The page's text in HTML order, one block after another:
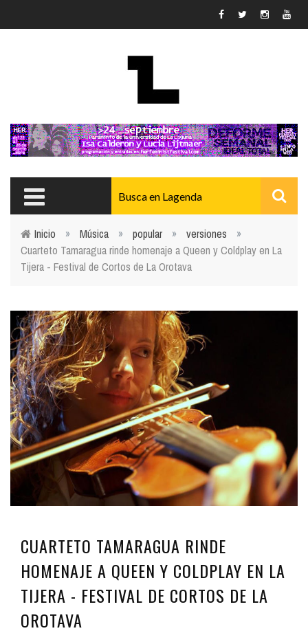
Usted está aquí
Inicio » Música » popular » versiones
»
Cuarteto Tamaragua rinde homenaje a Queen y Coldplay en La
Tijera - Festival de Cortos de La Orotava
CUARTETO TAMARAGUA RINDE
HOMENAJE A QUEEN Y COLDPLAY EN LA
TIJERA - FESTIVAL DE CORTOS DE LA
OROTAVA